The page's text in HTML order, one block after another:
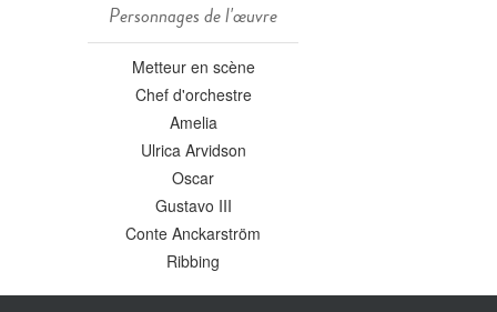
Personnages de l'œuvre
Metteur en scène
Chef d'orchestre
Amelia
Ulrica Arvidson
Oscar
Gustavo III
Conte Anckarström
Ribbing